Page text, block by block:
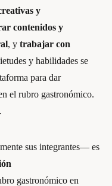
y
contenidos y
, y trabajar con
y habilidades se
para dar
el rubro gastronómico.
.
sus integrantes— es
gastronómico en